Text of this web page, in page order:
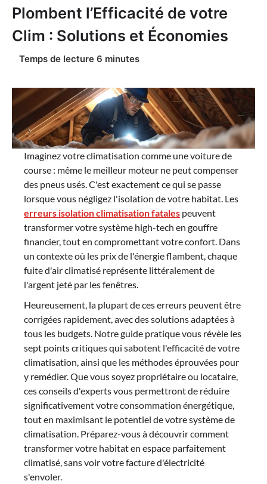
Plombent l’Efficacité de votre
Clim : Solutions et Économies
Imaginez votre climatisation comme une voiture de
course : même le meilleur moteur ne peut compenser
des pneus usés. C'est exactement ce qui se passe
lorsque vous négligez l'isolation de votre habitat. Les
erreurs isolation climatisation fatales peuvent
transformer votre système high-tech en gouffre
financier, tout en compromettant votre confort. Dans
un contexte où les prix de l'énergie flambent, chaque
fuite d'air climatisé représente littéralement de
l'argent jeté par les fenêtres.
Heureusement, la plupart de ces erreurs peuvent être
corrigées rapidement, avec des solutions adaptées à
tous les budgets. Notre guide pratique vous révèle les
sept points critiques qui sabotent l'efficacité de votre
climatisation, ainsi que les méthodes éprouvées pour
y remédier. Que vous soyez propriétaire ou locataire,
ces conseils d'experts vous permettront de réduire
significativement votre consommation énergétique,
tout en maximisant le potentiel de votre système de
climatisation. Préparez-vous à découvrir comment
transformer votre habitat en espace parfaitement
climatisé, sans voir votre facture d'électricité
s'envoler.